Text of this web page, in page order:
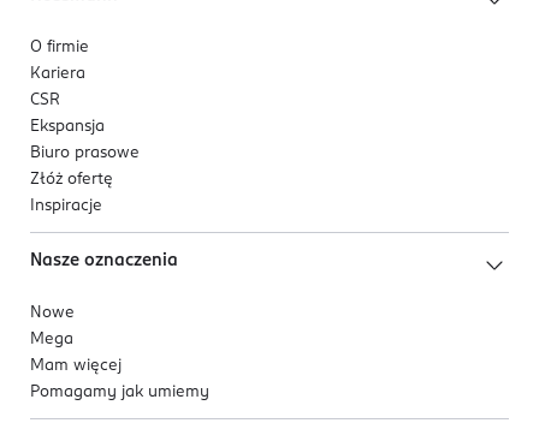
O firmie
Kariera
CSR
Ekspansja
Biuro prasowe
Złóż ofertę
Inspiracje
Nasze oznaczenia
Nowe
Mega
Mam więcej
Pomagamy jak umiemy